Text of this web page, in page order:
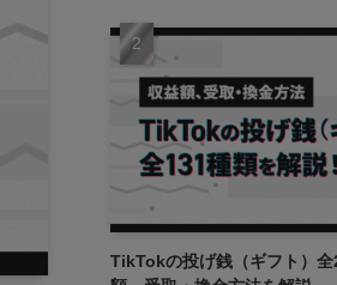
TikTokの投げ銭（ギフト）